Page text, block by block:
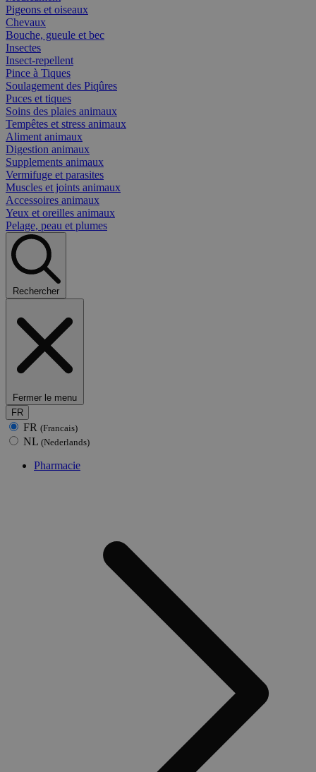
Pigeons et oiseaux
Chevaux
Bouche, gueule et bec
Insectes
Insect-repellent
Pince à Tiques
Soulagement des Piqûres
Puces et tiques
Soins des plaies animaux
Tempêtes et stress animaux
Aliment animaux
Digestion animaux
Supplements animaux
Vermifuge et parasites
Muscles et joints animaux
Accessoires animaux
Yeux et oreilles animaux
Pelage, peau et plumes
Rechercher
Fermer le menu
FR
FR (Francais)
NL (Nederlands)
Pharmacie